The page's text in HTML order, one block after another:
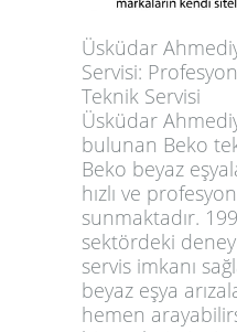
Üsküdar
Servisi:
Teknik Servisi
Üsküdar
bulunan Beko
Beko beyaz
hızlı ve
sunmaktadır.
sektördeki
servis imkanı
beyaz eşya
hemen